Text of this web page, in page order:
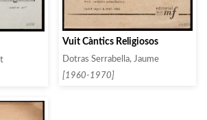
Vuit Càntics Religiosos
Dotras Serrabella, Jaume
[1960-1970]